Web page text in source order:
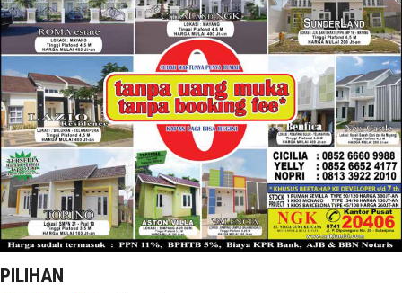
PILIHAN